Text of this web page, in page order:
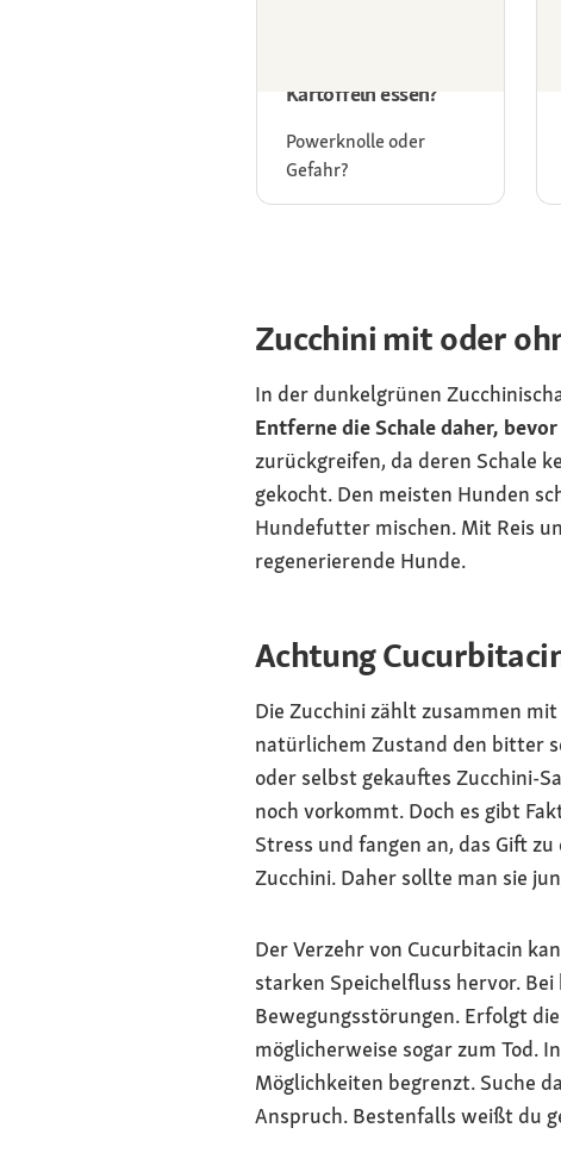
Kartoffeln essen?
Powerknolle oder
Gefahr?
Zucchini mit oder
In der dunkelgrünen
Entferne die Schale daher,
zurückgreifen, da deren Schale
gekocht. Den meisten Hunden
Hundefutter mischen. Mit Reis
regenerierende Hunde.
Achtung
Die Zucchini zählt zusammen mit
natürlichem Zustand den bitter
oder selbst gekauftes Zucchini-
noch vorkommt. Doch es gibt
Stress und fangen an, das Gift
Zucchini. Daher sollte man sie
Der Verzehr von Cucurbitacin
starken Speichelfluss hervor.
Bewegungsstörungen. Erfolgt
möglicherweise sogar zum Tod.
Möglichkeiten begrenzt. Suche
Anspruch. Bestenfalls weißt du